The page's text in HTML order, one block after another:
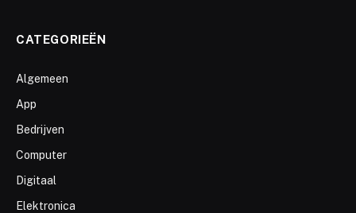
CATEGORIEËN
Algemeen
App
Bedrijven
Computer
Digitaal
Elektronica